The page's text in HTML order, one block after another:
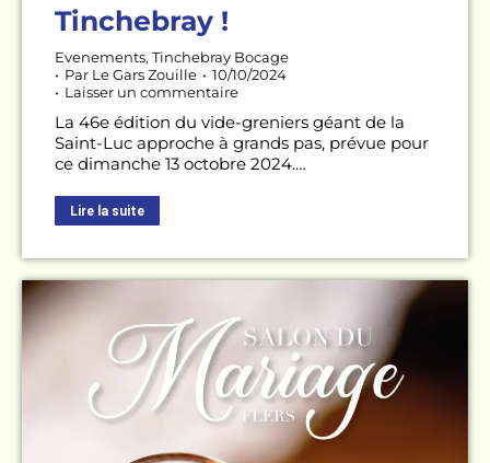
Tinchebray !
Evenements, Tinchebray Bocage
Par Le Gars Zouille
10/10/2024
Laisser un commentaire
La 46e édition du vide-greniers géant de la
Saint-Luc approche à grands pas, prévue pour
ce dimanche 13 octobre 2024.…
Lire la suite